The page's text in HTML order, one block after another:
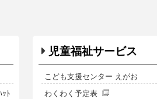
ｯﾄ
児童福祉サービス
こども支援センター えがお
わくわく予定表